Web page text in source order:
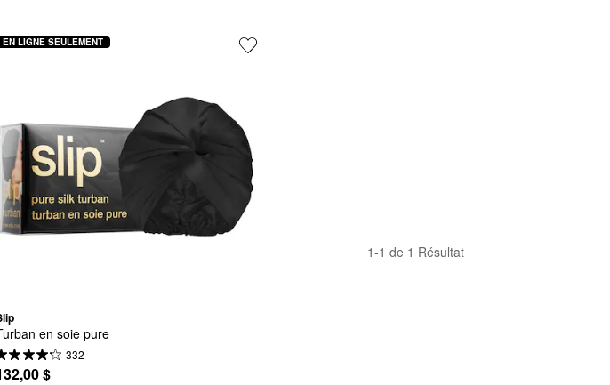
en soie pure
332
$
EN LIGNE SEULEMENT
1-1 de 1 Résultat